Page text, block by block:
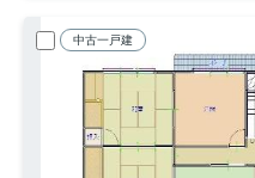
中古一戸建